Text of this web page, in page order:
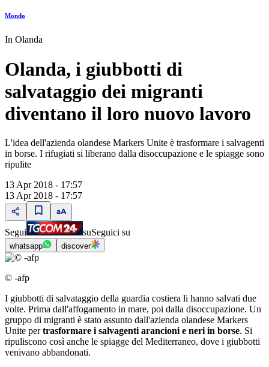
Mondo
In Olanda
Olanda, i giubbotti di
salvataggio dei migranti
diventano il loro nuovo lavoro
L'idea dell'azienda olandese Markers Unite è trasformare i salvagenti
in borse. I rifugiati si liberano dalla disoccupazione e le spiagge sono
ripulite
13 Apr 2018 - 17:57
13 Apr 2018 - 17:57
Segui suSeguici su
whatsapp discover
© -afp
I giubbotti di salvataggio della guardia costiera li hanno salvati due
volte. Prima dall'affogamento in mare, poi dalla disoccupazione. Un
gruppo di migranti è stato assunto dall'azienda olandese Markers
Unite pertrasformare i salvagenti arancioni e neri in borse. Si
ripuliscono così anche le spiagge del Mediterraneo, dove i giubbotti
venivano abbandonati.